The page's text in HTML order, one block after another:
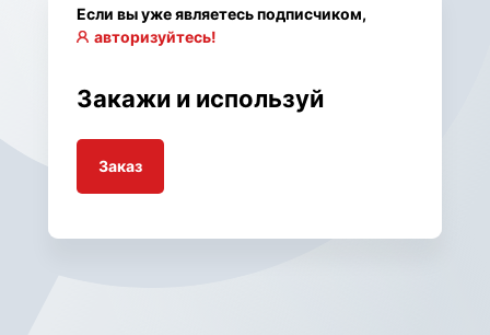
Если вы уже являетесь подписчиком,
авторизуйтесь!
Закажи и используй
Заказ